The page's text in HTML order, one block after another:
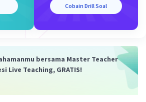
1
- 19,6 cm / 2,20 cm) = -2,51 cm
lensa okuler (f') negatif, maka
Cobain Drill Soal
bersama Master Teacher
Live Teaching, GRATIS!